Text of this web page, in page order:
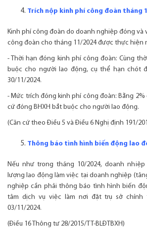
Trích nộp kinh phí công đoàn tháng
Kinh phí công đoàn do doanh nghiệp đóng và
công đoàn cho tháng 11/2024 được thực hiện
- Thời hạn đóng kinh phí công đoàn: Cùng
buộc cho người lao động, cụ thể hạn chót
30/11/2024.
- Mức trích đóng kinh phí công đoàn: Bằng
cứ đóng BHXH bắt buộc cho người lao động.
(Căn cứ theo Điều 5 và Điều 6 Nghị định 191/
Thông báo tình hình biến động lao
Nếu như trong tháng 10/2024, doanh
lượng lao động làm việc tại doanh nghiệp
nghiệp cần phải thông báo tình hình biến
tâm dịch vụ việc làm nơi đặt trụ sở chính
03/11/2024.
(Điều 16 Thông tư 28/2015/TT-BLĐTBXH)